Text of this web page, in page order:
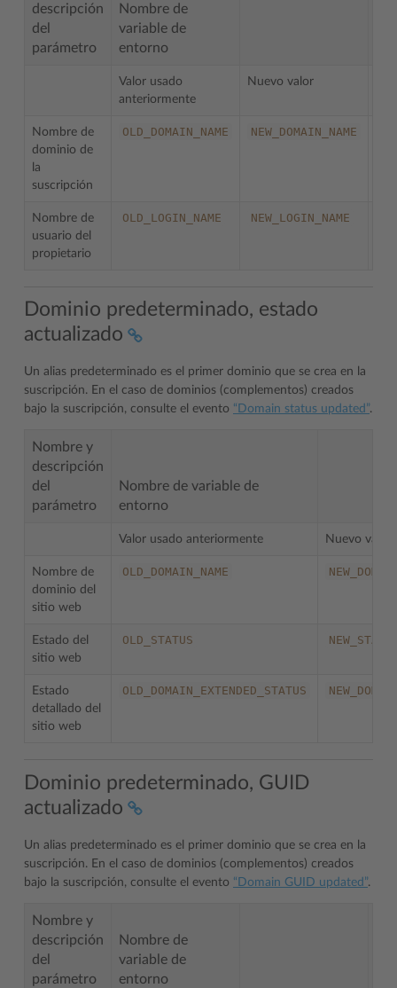
descripción
del
parámetro
Nombre de
variable de
entorno
Valor usado
anteriormente
Nuevo valor
Nombre de
dominio de
la
suscripción
OLD_DOMAIN_NAME NEW_DOMAIN_NAME
Nombre de
usuario del
propietario
OLD_LOGIN_NAME NEW_LOGIN_NAME
Dominio predeterminado, estado
actualizado
Un alias predeterminado es el primer dominio que se crea en la
suscripción. En el caso de dominios (complementos) creados
bajo la suscripción, consulte el evento “Domain status updated”.
Nombre y
descripción
del
parámetro
Nombre de variable de
entorno
Valor usado anteriormente Nuevo valor
Nombre de
dominio del
sitio web
OLD_DOMAIN_NAME
Estado del
sitio web
OLD_STATUS
Estado
detallado del
sitio web
OLD_DOMAIN_EXTENDED_STATUS
Dominio predeterminado, GUID
actualizado
Un alias predeterminado es el primer dominio que se crea en la
suscripción. En el caso de dominios (complementos) creados
bajo la suscripción, consulte el evento “Domain GUID updated”.
Nombre y
descripción
del
parámetro
Nombre de
variable de
entorno